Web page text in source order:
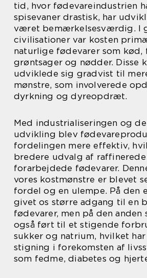
tid, hvor fødevareindustrien
spisevaner drastisk, har
været bemærkelsesværdig. I
civilisationer var kosten
naturlige fødevarer som kød,
grøntsager og nødder. Disse
udviklede sig gradvist til
mønstre, som involverede
dyrkning og dyreopdræt.
Med industrialiseringen og
udvikling blev
fordelingen mere effektiv,
bredere udvalg af
forarbejdede fødevarer.
vores kostmønstre er blevet
fordel og en ulempe. På den
givet os større adgang til en
fødevarer, men på den anden
også ført til et stigende
sukker og natrium, hvilket
stigning i forekomsten af
som fedme, diabetes og